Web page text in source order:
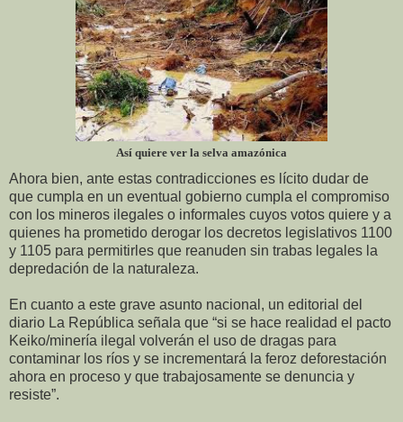
Así quiere ver la selva amazónica
Ahora bien, ante estas contradicciones es lícito dudar de
que cumpla en un eventual gobierno cumpla el compromiso
con los mineros ilegales o informales cuyos votos quiere y a
quienes ha prometido derogar los decretos legislativos 1100
y 1105 para permitirles que reanuden sin trabas legales la
depredación de la naturaleza.
En cuanto a este grave asunto nacional, un editorial del
diario La República señala que “si se hace realidad el pacto
Keiko/minería ilegal volverán el uso de dragas para
contaminar los ríos y se incrementará la feroz deforestación
ahora en proceso y que trabajosamente se denuncia y
resiste”.